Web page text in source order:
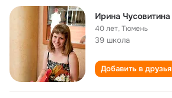
Ирина Чусовитина
40 лет,Тюмень
39 школа
Добавить в друзья